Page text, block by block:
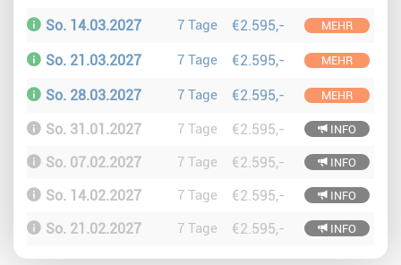
So. 14.03.2027 7 Tage €2.595,- MEHR
So. 21.03.2027 7 Tage €2.595,- MEHR
So. 28.03.2027 7 Tage €2.595,- MEHR
So. 31.01.2027 7 Tage €2.595,- INFO
So. 07.02.2027 7 Tage €2.595,- INFO
So. 14.02.2027 7 Tage €2.595,- INFO
So. 21.02.2027 7 Tage €2.595,- INFO